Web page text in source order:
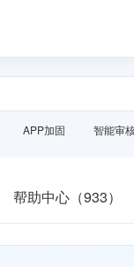
APP加固 智能审
帮助中心（933）